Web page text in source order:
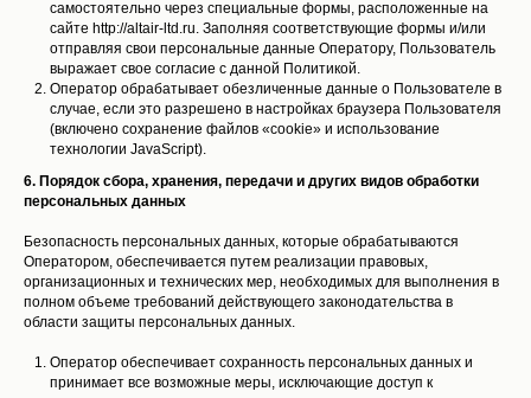
самостоятельно через специальные формы, расположенные на
сайте http://altair-ltd.ru. Заполняя соответствующие формы и/или
отправляя свои персональные данные Оператору, Пользователь
выражает свое согласие с данной Политикой.
Оператор обрабатывает обезличенные данные о Пользователе в
случае, если это разрешено в настройках браузера Пользователя
(включено сохранение файлов «cookie» и использование
технологии JavaScript).
6. Порядок сбора, хранения, передачи и других видов обработки
персональных данных
Безопасность персональных данных, которые обрабатываются
Оператором, обеспечивается путем реализации правовых,
организационных и технических мер, необходимых для выполнения в
полном объеме требований действующего законодательства в
области защиты персональных данных.
Оператор обеспечивает сохранность персональных данных и
принимает все возможные меры, исключающие доступ к